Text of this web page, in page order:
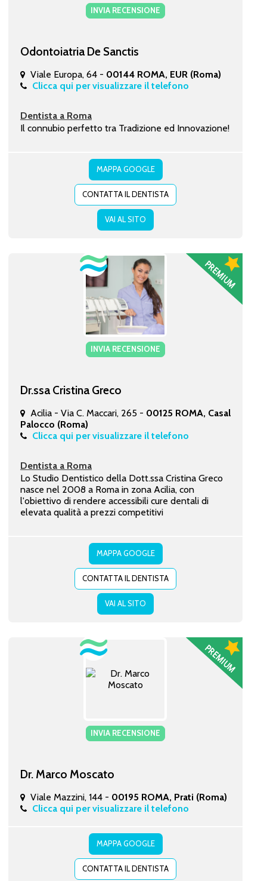
INVIA RECENSIONE
Odontoiatria De Sanctis
Viale Europa, 64 - 00144 ROMA, EUR (Roma)
Clicca qui per visualizzare il telefono
Dentista a Roma
Il connubio perfetto tra Tradizione ed Innovazione!
MAPPA GOOGLE
CONTATTA IL DENTISTA
VAI AL SITO
INVIA RECENSIONE
Dr.ssa Cristina Greco
Acilia - Via C. Maccari, 265 - 00125 ROMA, Casal
Palocco (Roma)
Clicca qui per visualizzare il telefono
Dentista a Roma
Lo Studio Dentistico della Dott.ssa Cristina Greco
nasce nel 2008 a Roma in zona Acilia, con
l'obiettivo di rendere accessibili cure dentali di
elevata qualità a prezzi competitivi
MAPPA GOOGLE
CONTATTA IL DENTISTA
VAI AL SITO
INVIA RECENSIONE
Dr. Marco Moscato
Viale Mazzini, 144 - 00195 ROMA, Prati (Roma)
Clicca qui per visualizzare il telefono
MAPPA GOOGLE
CONTATTA IL DENTISTA